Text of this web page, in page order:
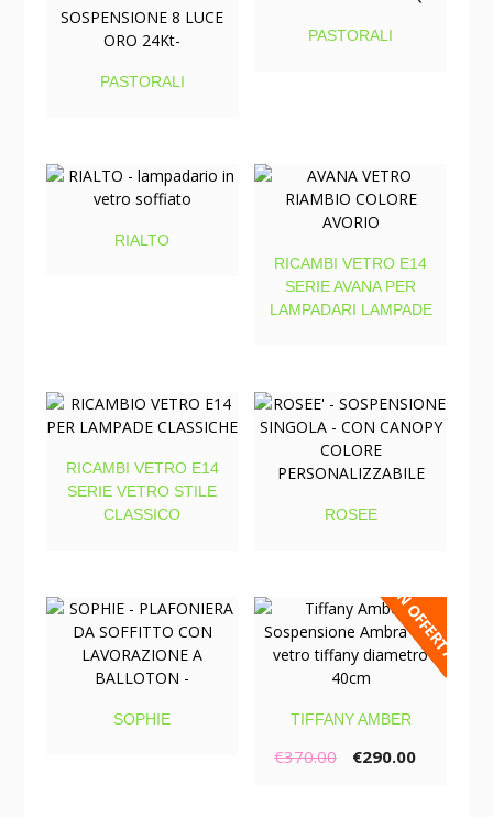
PASTORALI
PASTORALI
RIALTO
RICAMBI VETRO E14
SERIE AVANA PER
LAMPADARI LAMPADE
RICAMBI VETRO E14
SERIE VETRO STILE
CLASSICO
ROSEE
SOPHIE
IN OFFERTA!
TIFFANY AMBER
€370.00 €290.00